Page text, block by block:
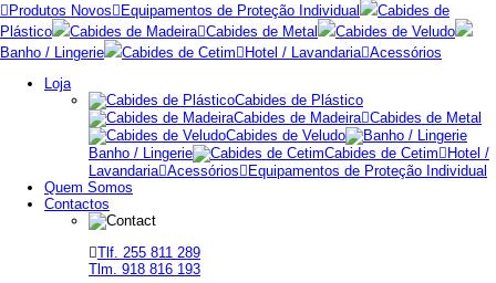
Produtos Novos
Equipamentos de Proteção Individual
Cabides de
Plástico
Cabides de Madeira Cabides de Metal
Cabides de Veludo
Banho / Lingerie
Cabides de Cetim Hotel / Lavandaria Acessórios
Loja
Cabides de Plástico
Cabides de Madeira Cabides de Metal
Cabides de Veludo
Banho / Lingerie
Cabides de Cetim
Hotel /
Lavandaria Acessórios
Equipamentos de Proteção Individual
Quem Somos
Contactos
Tlf. 255 811 289
Tlm. 918 816 193